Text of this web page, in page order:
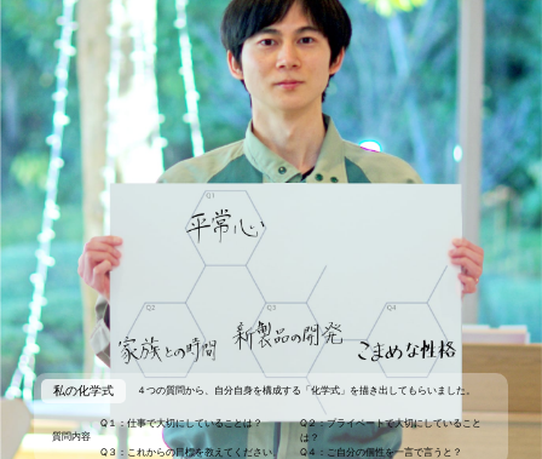
私の化学式 ４つの質問から、 自分自身を構成する「化学式」を描き出してもらいました。
質問内容
Q１：仕事で大切にしていることは？
Q２：プライベートで大切にしていること
は？
Q３：これからの目標を教えてください。
Q４：ご自分の個性を一言で言うと？